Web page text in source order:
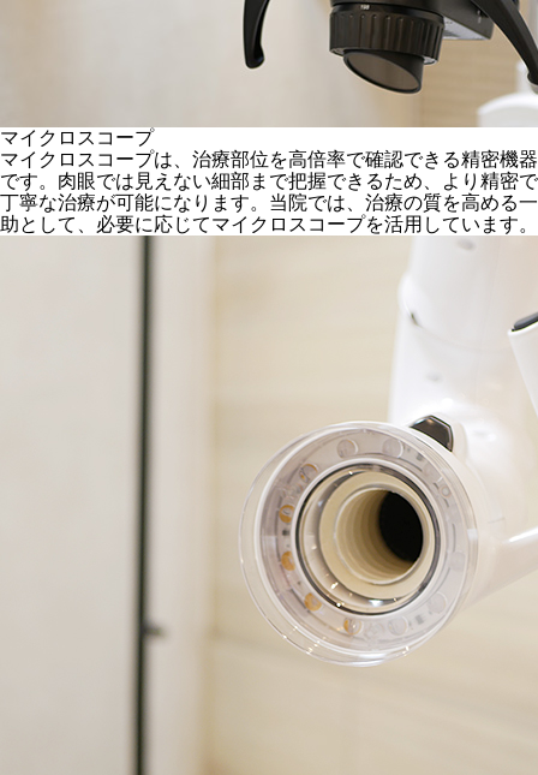
マイクロスコープ
マイクロスコープは、治療部位を高倍率で確認できる精密機器
です。肉眼では見えない細部まで把握できるため、より精密で
丁寧な治療が可能になります。当院では、治療の質を高める一
助として、必要に応じてマイクロスコープを活用しています。